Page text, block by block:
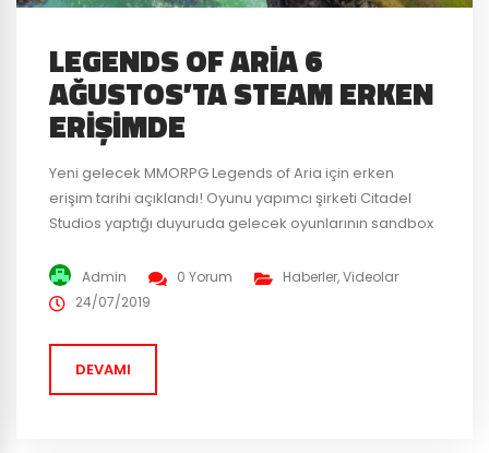
LEGENDS OF ARIA 6
AĞUSTOS’TA STEAM ERKEN
ERIŞIMDE
Yeni gelecek MMORPG Legends of Aria için erken
erişim tarihi açıklandı! Oyunu yapımcı şirketi Citadel
Studios yaptığı duyuruda gelecek oyunlarının sandbox
üzerinden oyuncular ile buluşacağını belirtti. Oyunun
yapımda Ultima Online ve Eve Online‘dan ilham
oyuncu odaklı olacağını ve oyunun...
Admin 0 Yorum Haberler,Videolar
24/07/2019
DEVAMI